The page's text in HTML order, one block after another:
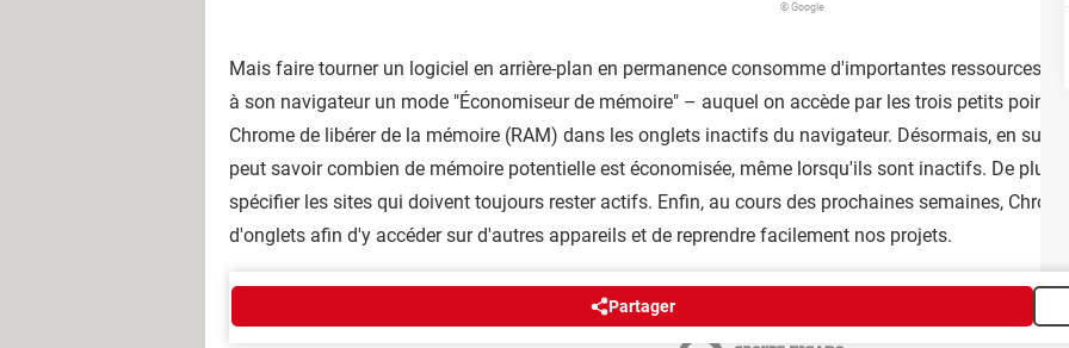
© Google
Mais faire tourner un logiciel en arrière-plan en permanence consomme d'importantes ressources.
à son navigateur un mode "Économiseur de mémoire" – auquel on accède par les trois petits points,
Chrome de libérer de la mémoire (RAM) dans les onglets inactifs du navigateur. Désormais, en
peut savoir combien de mémoire potentielle est économisée, même lorsqu'ils sont inactifs. De plus,
spécifier les sites qui doivent toujours rester actifs. Enfin, au cours des prochaines semaines,
d'onglets afin d'y accéder sur d'autres appareils et de reprendre facilement nos projets.
Partager
Publicité Contact
Groupe Figaro
©2025 CCM Benchmark